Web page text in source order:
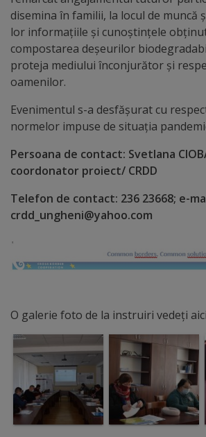
Viceprimari
Organigrama
Aparatul
primăriei
Regulamentul
de
funcționare
și
Consiliul
Municipal
Secretar
Consilieri
disemina în familii, la locul de muncă
lor informațiile și cunoștințele
compostarea deșeurilor
proteja mediului înconjurător și
oamenilor.
Evenimentul s-a desfășurat cu
normelor impuse de situația
Persoana de contact: Svetlana
coordonator proiect/ CRDD
Telefon de contact: 236 23668; e-
crdd_ungheni@yahoo.com
O galerie foto de la instruiri vedeți